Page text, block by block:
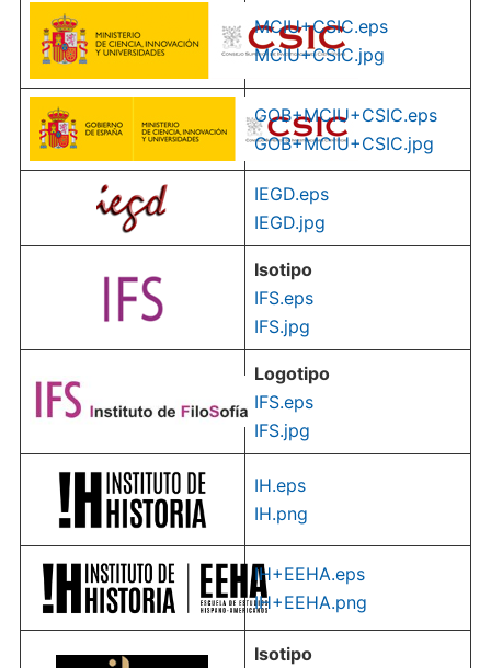
MCIU+CSIC.eps
MCIU+CSIC.jpg
GOB+MCIU+CSIC.eps
GOB+MCIU+CSIC.jpg
IEGD.eps
IEGD.jpg
Isotipo
IFS.eps
IFS.jpg
Logotipo
IFS.eps
IFS.jpg
IH.eps
IH.png
IH+EEHA.eps
IH+EEHA.png
Isotipo